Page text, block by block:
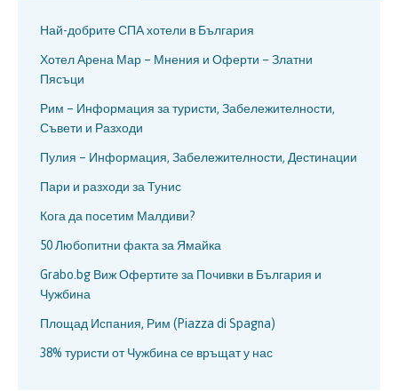
Най-добрите СПА хотели в България
Хотел Арена Мар – Мнения и Оферти – Златни
Пясъци
Рим – Информация за туристи, Забележителности,
Съвети и Разходи
Пулия – Информация, Забележителности, Дестинации
Пари и разходи за Тунис
Кога да посетим Малдиви?
50 Любопитни факта за Ямайка
Grabo.bg Виж Офертите за Почивки в България и
Чужбина
Площад Испания, Рим (Piazza di Spagna)
38% туристи от Чужбина се връщат у нас